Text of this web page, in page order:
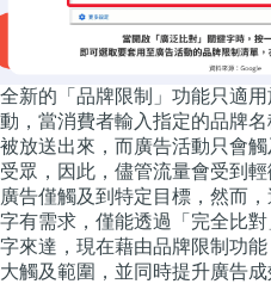
全新的「品牌限制」功能只適
動，當消費者輸入指定的品牌
被放送出來，而廣告活動只會
受眾，因此，儘管流量會受到
廣告僅觸及到特定目標，然而
字有需求，僅能透過「完全比
字來達，現在藉由品牌限制功
大觸及範圍，並同時提升廣告